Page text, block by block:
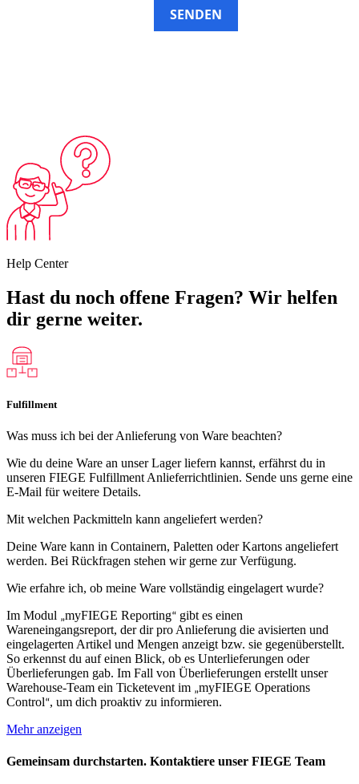
SENDEN
Help Center
Hast du noch offene Fragen? Wir helfen
dir gerne weiter.
Fulfillment
Was muss ich bei der Anlieferung von Ware beachten?
Wie du deine Ware an unser Lager liefern kannst, erfährst du in
unseren FIEGE Fulfillment Anlieferrichtlinien. Sende uns gerne eine
E-Mail für weitere Details.
Mit welchen Packmitteln kann angeliefert werden?
Deine Ware kann in Containern, Paletten oder Kartons angeliefert
werden. Bei Rückfragen stehen wir gerne zur Verfügung.
Wie erfahre ich, ob meine Ware vollständig eingelagert wurde?
Im Modul „myFIEGE Reporting“ gibt es einen
Wareneingangsreport, der dir pro Anlieferung die avisierten und
eingelagerten Artikel und Mengen anzeigt bzw. sie gegenüberstellt.
So erkennst du auf einen Blick, ob es Unterlieferungen oder
Überlieferungen gab. Im Fall von Überlieferungen erstellt unser
Warehouse-Team ein Ticketevent im „myFIEGE Operations
Control“, um dich proaktiv zu informieren.
Mehr anzeigen
Gemeinsam durchstarten. Kontaktiere unser FIEGE Team